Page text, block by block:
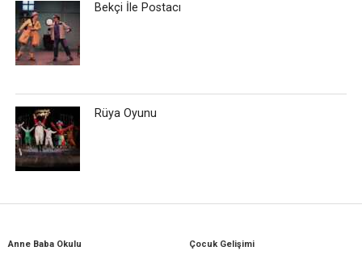
Bekçi İle Postacı
Rüya Oyunu
Anne Baba Okulu
Çocuk Gelişimi